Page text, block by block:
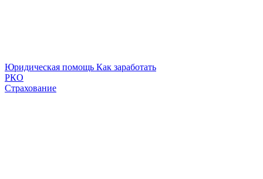
Юридическая помощь Как заработать
РКО
Страхование